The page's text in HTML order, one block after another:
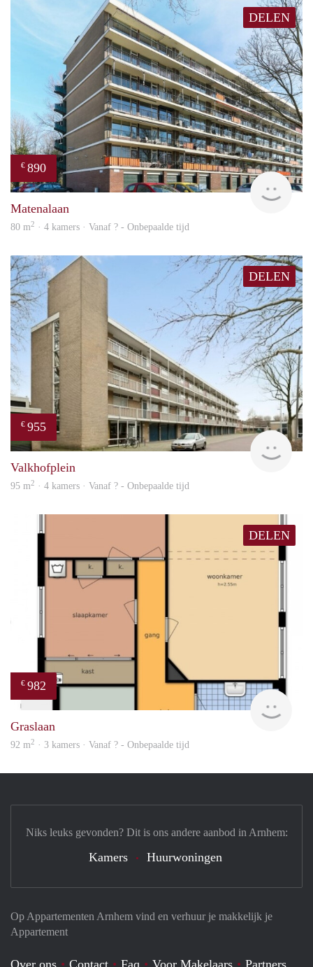
DELEN
€ 890
Matenalaan
80 m2 · 4 kamers · Vanaf ? - Onbepaalde tijd
DELEN
€ 955
Valkhofplein
95 m2 · 4 kamers · Vanaf ? - Onbepaalde tijd
DELEN
€ 982
Graslaan
92 m2 · 3 kamers · Vanaf ? - Onbepaalde tijd
Op Appartementen Arnhem vind en verhuur je makkelijk je
Appartement
Over ons Contact Faq Voor Makelaars Partners
Niks leuks gevonden? Dit is ons andere aanbod in Arnhem:
Kamers Huurwoningen